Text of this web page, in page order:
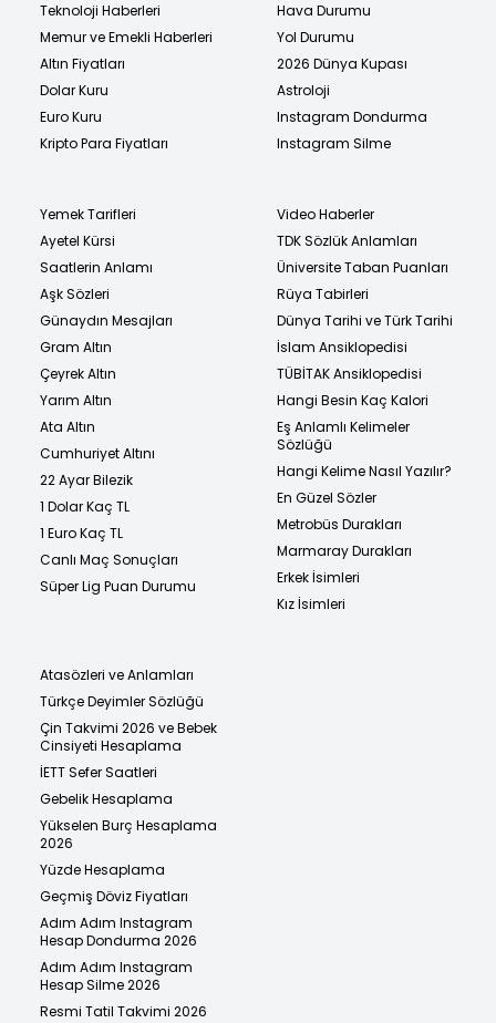
Teknoloji Haberleri
Memur ve Emekli Haberleri
Altın Fiyatları
Dolar Kuru
Euro Kuru
Kripto Para Fiyatları
Hava Durumu
Yol Durumu
2026 Dünya Kupası
Astroloji
Instagram Dondurma
Instagram Silme
Yemek Tarifleri
Ayetel Kürsi
Saatlerin Anlamı
Aşk Sözleri
Günaydın Mesajları
Gram Altın
Çeyrek Altın
Yarım Altın
Ata Altın
Cumhuriyet Altını
22 Ayar Bilezik
1 Dolar Kaç TL
1 Euro Kaç TL
Canlı Maç Sonuçları
Süper Lig Puan Durumu
Video Haberler
TDK Sözlük Anlamları
Üniversite Taban Puanları
Rüya Tabirleri
Dünya Tarihi ve Türk Tarihi
İslam Ansiklopedisi
TÜBİTAK Ansiklopedisi
Hangi Besin Kaç Kalori
Eş Anlamlı Kelimeler
Sözlüğü
Hangi Kelime Nasıl Yazılır?
En Güzel Sözler
Metrobüs Durakları
Marmaray Durakları
Erkek İsimleri
Kız İsimleri
Atasözleri ve Anlamları
Türkçe Deyimler Sözlüğü
Çin Takvimi 2026 ve Bebek
Cinsiyeti Hesaplama
İETT Sefer Saatleri
Gebelik Hesaplama
Yükselen Burç Hesaplama
2026
Yüzde Hesaplama
Geçmiş Döviz Fiyatları
Adım Adım Instagram
Hesap Dondurma 2026
Adım Adım Instagram
Hesap Silme 2026
Resmi Tatil Takvimi 2026